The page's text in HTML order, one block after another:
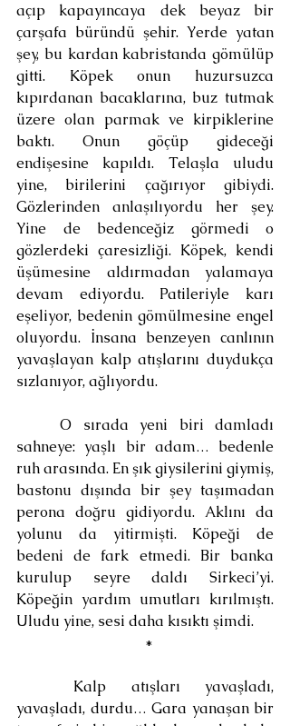
açıp kapayıncaya dek beyaz bir
çarşafa büründü şehir. Yerde yatan
şey, bu kardan kabristanda gömülüp
gitti. Köpek onun huzursuzca
kıpırdanan bacaklarına, buz tutmak
üzere olan parmak ve kirpiklerine
baktı. Onun göçüp gideceği
endişesine kapıldı. Telaşla uludu
yine, birilerini çağırıyor gibiydi.
Gözlerinden anlaşılıyordu her şey.
Yine de bedenceğiz görmedi o
gözlerdeki çaresizliği. Köpek, kendi
üşümesine aldırmadan yalamaya
devam ediyordu. Patileriyle karı
eşeliyor, bedenin gömülmesine engel
oluyordu. İnsana benzeyen canlının
yavaşlayan kalp atışlarını duydukça
sızlanıyor, ağlıyordu.
	O sırada yeni biri damladı
sahneye: yaşlı bir adam… bedenle
ruh arasında. En şık giysilerini giymiş,
bastonu dışında bir şey taşımadan
perona doğru gidiyordu. Aklını da
yolunu da yitirmişti. Köpeği de
bedeni de fark etmedi. Bir banka
kurulup seyre daldı Sirkeci’yi.
Köpeğin yardım umutları kırılmıştı.
Uludu yine, sesi daha kısıktı şimdi.
*
yavaşladı, durdu… Gara yanaşan bir